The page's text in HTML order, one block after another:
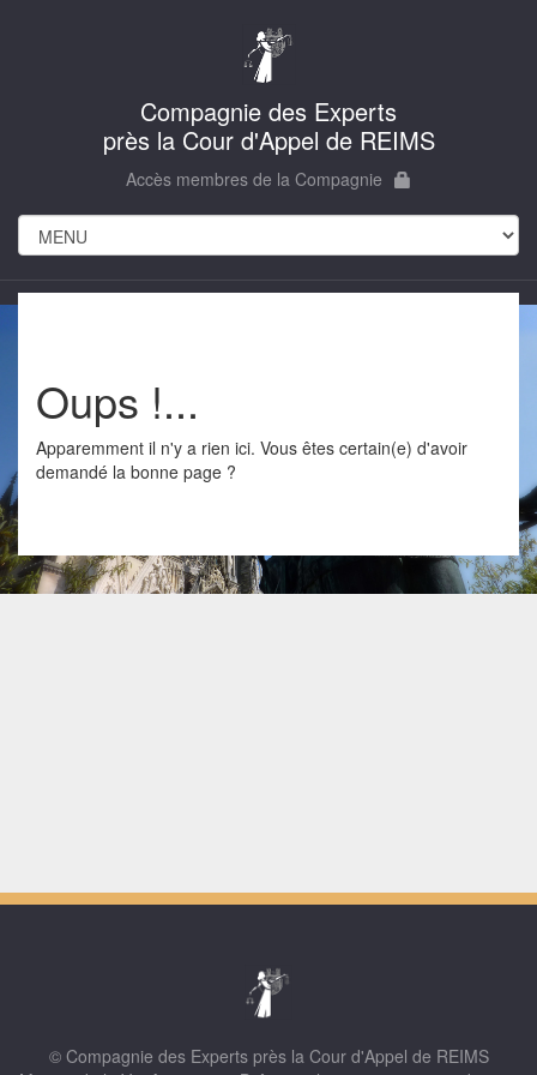
Compagnie des Experts
près la Cour d'Appel de REIMS
Accès membres de la Compagnie
Oups !...
Apparemment il n'y a rien ici. Vous êtes certain(e) d'avoir
demandé la bonne page ?
© Compagnie des Experts près la Cour d'Appel de REIMS